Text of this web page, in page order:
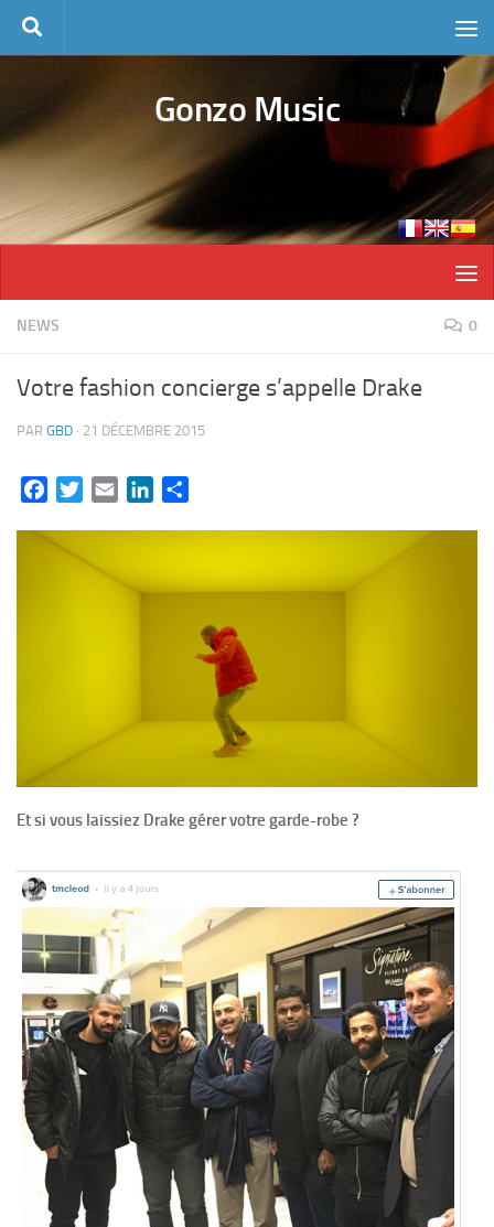
Skip to content
Gonzo Music
NEWS 0
Votre fashion concierge s’appelle Drake
PAR GBD · 21 DÉCEMBRE 2015
FacebookTwitterEmail LinkedIn
Et si vous laissiez Drake gérer votre garde-robe ?